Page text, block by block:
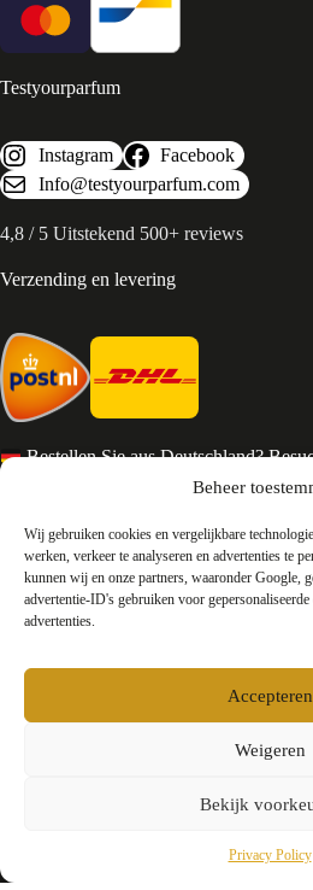
Beheer
Wij gebruiken cookies en vergelijkbare
werken, verkeer te analyseren en advertenties te
kunnen wij en onze partners, waaronder Google,
advertentie-ID's gebruiken voor gepersonaliseerde
advertenties.
Accepteren
Weigeren
Bekijk
Privacy Policy
Testyourparfum
Instagram
Facebook
Info@testyourparfum.com
4,8 / 5 Uitstekend 500+ reviews
Verzending en levering
Bestellen Sie aus Deutschland?
Services en Contact
Algemene voorwaarden
Retourneren
Privacy
Contact
Okkers B.V.
KvK-nummer: 94158878